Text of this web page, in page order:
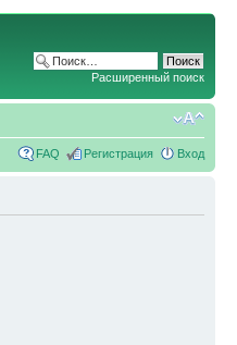
Расширенный поиск
FAQ Регистрация Вход